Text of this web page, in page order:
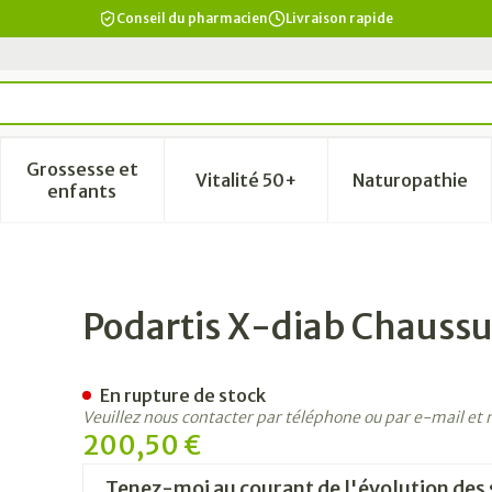
Conseil du pharmacien Livraison rapide
Beauté, soins et hygiène
sous-menu pour la catégorie Régime, alimentation &
Grossesse et
enfantsAfficher le sous-menu pour la catégorie
Vitalité 50+Afficher le sous-menu pour
Naturopathie
Afficher
Homme Noir 42l-xxxl
Podartis X-diab
200,50 €
En rupture de stock
Veuillez nous contacter par téléphone ou par e-mail